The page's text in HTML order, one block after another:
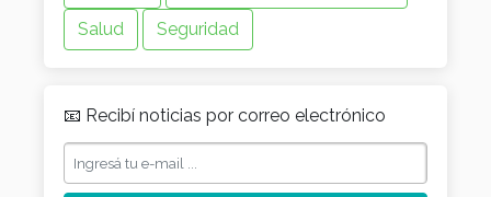
Salud
Seguridad
📧 Recibí noticias por correo electrónico